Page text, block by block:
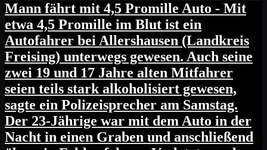
Mann fährt mit 4,5 Promille Auto - Mit
etwa 4,5 Promille im Blut ist ein
Autofahrer bei Allershausen (Landkreis
Freising) unterwegs gewesen. Auch seine
zwei 19 und 17 Jahre alten Mitfahrer
seien teils stark alkoholisiert gewesen,
sagte ein Polizeisprecher am Samstag.
Der 23-Jährige war mit dem Auto in der
Nacht in einen Graben und anschließend